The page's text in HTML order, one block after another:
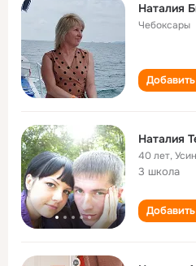
Наталия
Чебоксары
Наталия
40 лет,
3 школа